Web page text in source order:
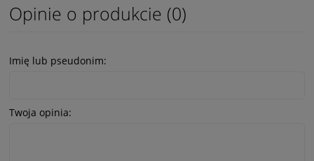
Opinie o produkcie (0)
Imię lub pseudonim:
Twoja opinia: